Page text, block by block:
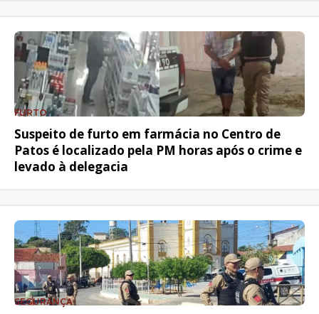
FURTO
Suspeito de furto em farmácia no Centro de
Patos é localizado pela PM horas após o crime e
levado à delegacia
SEGURANÇA